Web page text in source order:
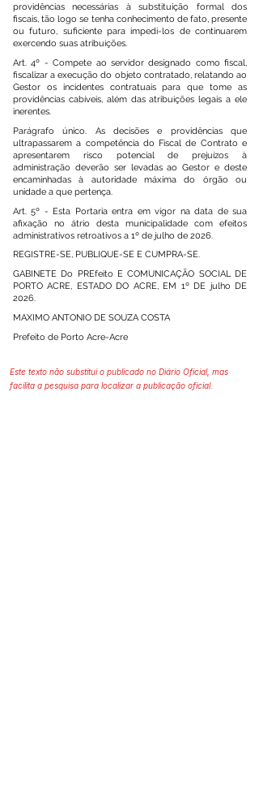
providências necessárias à substituição formal dos
fiscais, tão logo se tenha conhecimento de fato, presente
ou futuro, suficiente para impedi-los de continuarem
exercendo suas atribuições.
Art. 4º - Compete ao servidor designado como fiscal,
fiscalizar a execução do objeto contratado, relatando ao
Gestor os incidentes contratuais para que tome as
providências cabíveis, além das atribuições legais a ele
inerentes.
Parágrafo único. As decisões e providências que
ultrapassarem a competência do Fiscal de Contrato e
apresentarem risco potencial de prejuízos à
administração deverão ser levadas ao Gestor e deste
encaminhadas à autoridade máxima do órgão ou
unidade a que pertença.
Art. 5º - Esta Portaria entra em vigor na data de sua
afixação no átrio desta municipalidade com efeitos
administrativos retroativos a 1º de julho de 2026.
REGISTRE-SE, PUBLIQUE-SE E CUMPRA-SE.
GABINETE Do PREfeito E COMUNICAÇÃO SOCIAL DE
PORTO ACRE, ESTADO DO ACRE, EM 1º DE julho DE
2026.
MAXIMO ANTONIO DE SOUZA COSTA
Prefeito de Porto Acre-Acre
Este texto não substitui o publicado no Diário Oficial, mas
facilita a pesquisa para localizar a publicação oficial.